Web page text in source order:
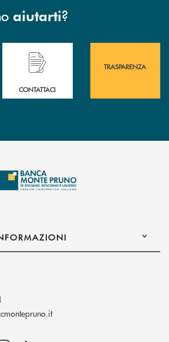
aiutarti?
delle&nbsp; filiali&nbsp; di Banca
Hai bisogno di assistenza immediata?
CONTATTACI
TRASPARENZA
(si apre l’app di posta